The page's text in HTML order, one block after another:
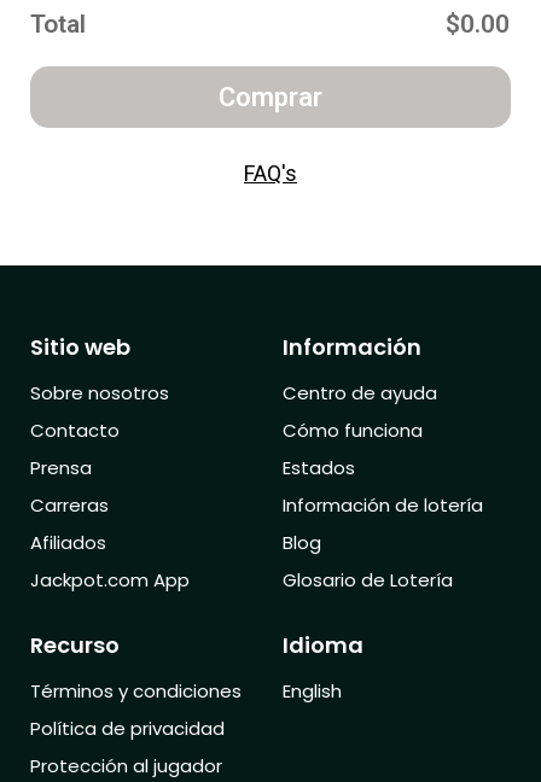
Total $0.00
Comprar
FAQ's
Sitio web
Sobre nosotros
Contacto
Prensa
Carreras
Afiliados
Jackpot.com App
Información
Centro de ayuda
Cómo funciona
Estados
Información de lotería
Blog
Glosario de Lotería
Recurso
Términos y condiciones
Política de privacidad
Protección al jugador
Idioma
English